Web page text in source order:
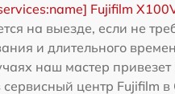
Fujifilm
на выезде, если не
и длительного
наш мастер
центр Fujifilm в